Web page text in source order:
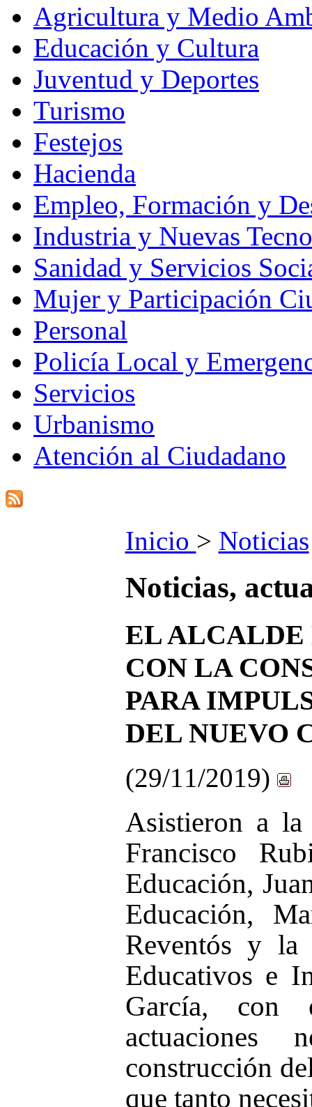
Agricultura y Medio
Educación y Cultura
Juventud y Deportes
Turismo
Festejos
Hacienda
Empleo, Formación y
Industria y Nuevas
Sanidad y Servicios
Mujer y Participación
Personal
Policía Local y
Servicios
Urbanismo
Atención al Ciudadano
Inicio > Noticias
Noticias,
EL ALCALDE
CON LA
PARA
DEL NUEVO
(29/11/2019)
Asistieron a
Francisco
Educación,
Educación,
Reventós y la
Educativos e
García, con
actuaciones
construcción
que tanto